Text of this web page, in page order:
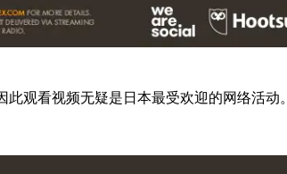
观看视频无疑是日本最受欢迎的网络活动。